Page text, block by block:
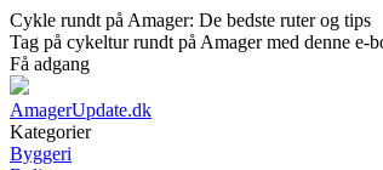
Cykle rundt på Amager: De bedste ruter og tips
Tag på cykeltur rundt på Amager med denne
Få adgang
AmagerUpdate.dk
Kategorier
Byggeri